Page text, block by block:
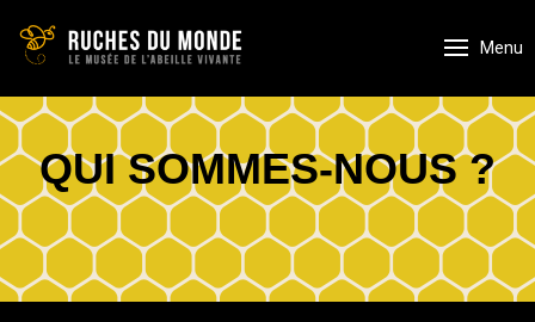
contentRuches du monde
Menu
QUI SOMMES-NOUS ?